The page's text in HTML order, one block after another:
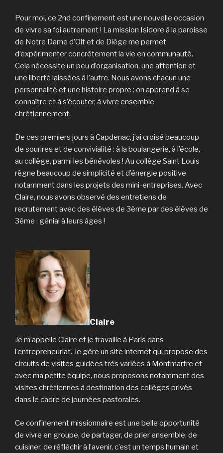
Pour moi, ce 2nd confinement est une nouvelle occasion
de vivre sa foi autrement ! La mission Isidore à la paroisse
de Notre Dame d’Olt et de Diège me permet
d’expérimenter concrètement la vie en communauté.
Cela nécessite un peu d’organisation, une attention et
une liberté laissées à l’autre. Nous avons chacun une
personnalité et une histoire propre : on apprend à se
connaître et à s’écouter, à vivre ensemble
chrétiennement.
De ces premiers jours à Capdenac, j’ai croisé beaucoup
de sourires et de convivialité : à la boulangerie, à l’école,
au collège, parmi les bénévoles ! Au collège Saint Louis
règne beaucoup de simplicité et d’énergie positive
notamment dans les projets des mini-entreprises. Avec
Claire, nous avons observé des entretiens de
recrutement avec des élèves de 3ème par des élèves de
3ème : génial à leurs âges !
Claire
Je m’appelle Claire et je travaille à Paris dans
l’entrepreneuriat. Je gère un site internet qui propose des
circuits de visites guidées très variées à Montmartre et
avec ma petite équipe, nous proposons notamment des
visites chrétiennes à destination des collèges privés
dans le cadre de journées pastorales.
Ce confinement missionnaire est une belle opportunité
de vivre en groupe, de partager, de prier ensemble, de
cuisiner, de réfléchir à l’avenir, c’est un temps humain et